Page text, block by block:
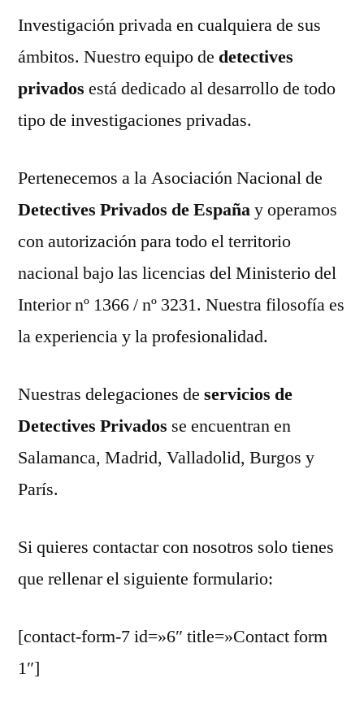
Investigación privada en cualquiera de sus
ámbitos. Nuestro equipo de detectives
privados está dedicado al desarrollo de todo
tipo de investigaciones privadas.
Pertenecemos a la Asociación Nacional de
Detectives Privados de Españay operamos
con autorización para todo el territorio
nacional bajo las licencias del Ministerio del
Interior nº 1366 / nº 3231. Nuestra filosofía es
la experiencia y la profesionalidad.
Nuestras delegaciones de servicios de
Detectives Privados se encuentran en
Salamanca, Madrid, Valladolid, Burgos y
París.
Si quieres contactar con nosotros solo tienes
que rellenar el siguiente formulario:
[contact-form-7 id=»6″ title=»Contact form
1″]